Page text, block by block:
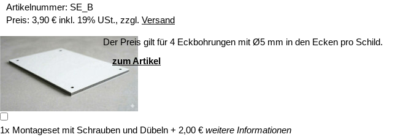
Artikelnummer: SE_B
Preis: 3,90 € inkl. 19% USt., zzgl. Versand
Der Preis gilt für 4 Eckbohrungen mit Ø5 mm in den Ecken pro Schild.
zum Artikel
1x Montageset mit Schrauben und Dübeln + 2,00 € weitere Informationen